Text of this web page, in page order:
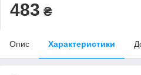
483 ₴
Опис Характеристики